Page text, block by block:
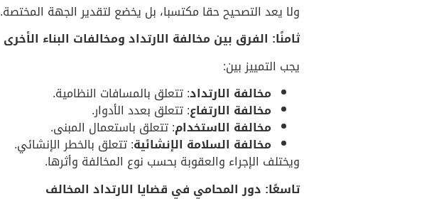
ولا يعد التصحيح حقا مكتسبا، بل يخضع لتقدير الجهة المختصة.
ثامنًا: الفرق بين مخالفة الارتداد ومخالفات البناء الأخرى
يجب التمييز بين:
مخالفة الارتداد: تتعلق بالمسافات النظامية.
مخالفة الارتفاع: تتعلق بعدد الأدوار.
مخالفة الاستخدام: تتعلق باستعمال المبنى.
مخالفة السلامة الإنشائية: تتعلق بالخطر الإنشائي.
ويختلف الإجراء والعقوبة بحسب نوع المخالفة وأثرها.
تاسعًا: دور المحامي في قضايا الارتداد المخالف